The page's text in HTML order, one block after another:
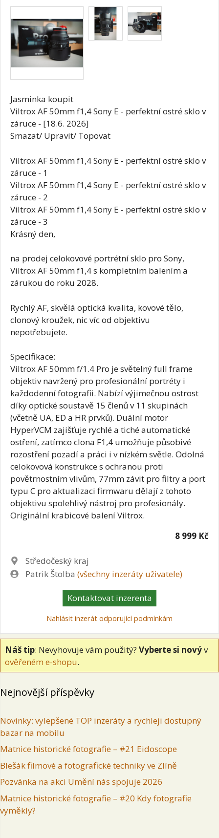
Jasminka koupit
Viltrox AF 50mm f1,4 Sony E - perfektní ostré sklo v
záruce - [18.6. 2026]
Smazat/ Upravit/ Topovat
Viltrox AF 50mm f1,4 Sony E - perfektní ostré sklo v
záruce - 1
Viltrox AF 50mm f1,4 Sony E - perfektní ostré sklo v
záruce - 2
Viltrox AF 50mm f1,4 Sony E - perfektní ostré sklo v
záruce - 3
Krásný den,
na prodej celokovové portrétní sklo pro Sony,
Viltrox AF 50mm f1,4 s kompletním balením a
zárukou do roku 2028.
Rychlý AF, skvělá optická kvalita, kovové tělo,
clonový kroužek, nic víc od objektivu
nepotřebujete.
Specifikace:
Viltrox AF 50mm f/1.4 Pro je světelný full frame
objektiv navržený pro profesionální portréty i
každodenní fotografii. Nabízí výjimečnou ostrost
díky optické soustavě 15 členů v 11 skupinách
(včetně UA, ED a HR prvků). Duální motor
HyperVCM zajišťuje rychlé a tiché automatické
ostření, zatímco clona F1,4 umožňuje působivé
rozostření pozadí a práci i v nízkém světle. Odolná
celokovová konstrukce s ochranou proti
povětrnostním vlivům, 77mm závit pro filtry a port
typu C pro aktualizaci firmwaru dělají z tohoto
objektivu spolehlivý nástroj pro profesionály.
Originální krabicové balení Viltrox.
8 999 Kč
Lokalita
Středočeský kraj
Zadavatel
Patrik Štolba (všechny inzeráty uživatele)
Kontaktovat inzerenta
Nahlásit inzerát odporující podmínkám
Náš tip: Nevyhovuje vám použitý? Vyberte si novýv
ověřeném e-shopu.
Nejnovější příspěvky
Novinky: vylepšené TOP inzeráty a rychleji dostupný
bazar na mobilu
Matnice historické fotografie – #21 Eidoscope
Blešák filmové a fotografické techniky ve Zlíně
Pozvánka na akci Umění nás spojuje 2026
Matnice historické fotografie – #20 Kdy fotografie
vyměkly?